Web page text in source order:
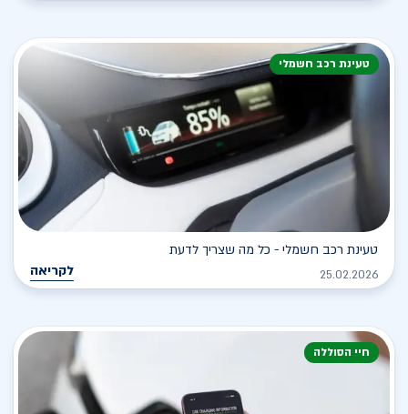
טעינת רכב חשמלי
טעינת רכב חשמלי - כל מה שצריך לדעת
25.02.2026 לקריאה
חיי הסוללה